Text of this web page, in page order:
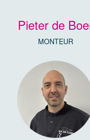
Pieter de
MONTEUR